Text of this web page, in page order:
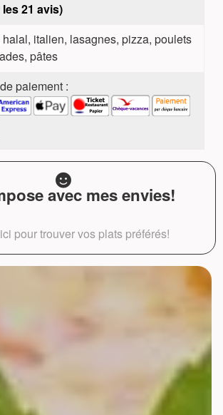
21 avis)
halal, italien, lasagnes, pizza, poulets
pâtes
paiement :
avec mes envies!
pour trouver vos plats préférés!